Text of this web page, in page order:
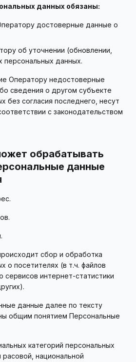
данных обязаны:
достоверные данные о
об уточнении (обновлении,
персональных данных.
Оператору недостоверные
сведения о другом субъекте
без согласия последнего, несут
с законодательством
обрабатывать
данные
сбор и обработка
о посетителях (в т.ч. файлов
интернет-статистики
данные далее по тексту
общим понятием Персональные
категорий персональных
национальной